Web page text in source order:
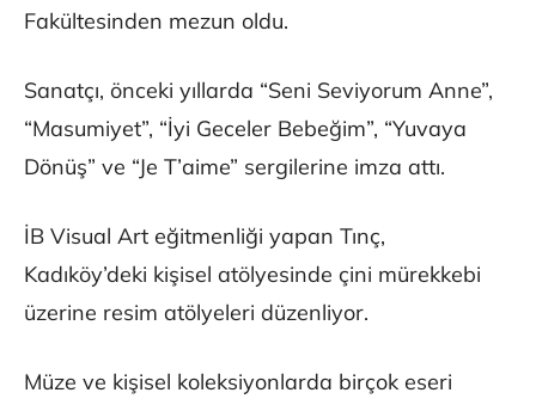
Fakültesinden mezun oldu.
Sanatçı, önceki yıllarda “Seni Seviyorum Anne”,
“Masumiyet”, “İyi Geceler Bebeğim”, “Yuvaya
Dönüş” ve “Je T’aime” sergilerine imza attı.
İB Visual Art eğitmenliği yapan Tınç,
Kadıköy’deki kişisel atölyesinde çini mürekkebi
üzerine resim atölyeleri düzenliyor.
Müze ve kişisel koleksiyonlarda birçok eseri